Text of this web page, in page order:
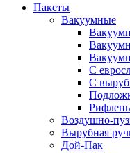
Пакеты
Вакуумные
С
С
Воздушно-
Вырубная
Дой-Пак